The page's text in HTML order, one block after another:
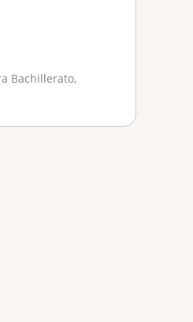
Bachillerato,